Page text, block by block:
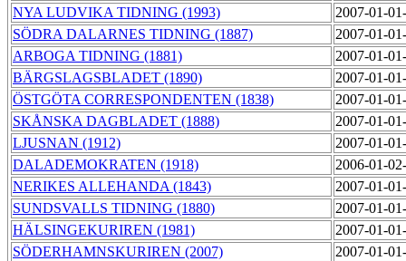
NYA LUDVIKA TIDNING (1993)
2007-01-
SÖDRA DALARNES TIDNING (1887)
2007-01-
ARBOGA TIDNING (1881)
2007-01-
BÄRGSLAGSBLADET (1890)
2007-01-
ÖSTGÖTA CORRESPONDENTEN (1838)
2007-01-
SKÅNSKA DAGBLADET (1888)
2007-01-
LJUSNAN (1912)
2007-01-
DALADEMOKRATEN (1918)
2006-01-
NERIKES ALLEHANDA (1843)
2007-01-
SUNDSVALLS TIDNING (1880)
2007-01-
HÄLSINGEKURIREN (1981)
2007-01-
SÖDERHAMNSKURIREN (2007)
2007-01-